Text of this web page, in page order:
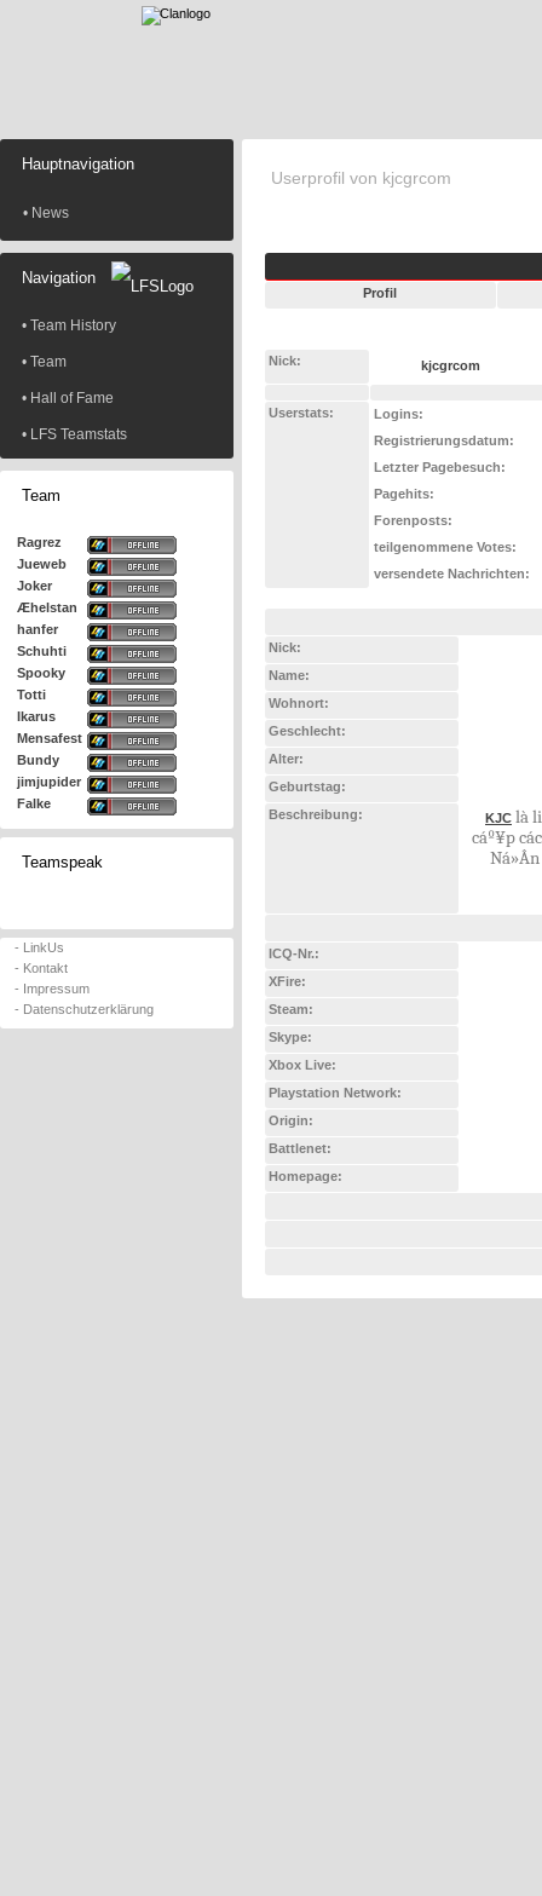
Hauptnavigation
• News
Navigation
• Team History
• Team
• Hall of Fame
• LFS Teamstats
Team
Ragrez
Jueweb
Joker
Æhelstan
hanfer
Schuhti
Spooky
Totti
Ikarus
Mensafest
Bundy
jimjupider
Falke
Teamspeak
- LinkUs
- Kontakt
- Impressum
- Datenschutzerklärung
Userprofil von kjcgrcom
Profil
Nick: kjcgrcom
Userstats:
Logins:
Registrierungsdatum:
Letzter Pagebesuch:
Pagehits:
Forenposts:
teilgenommene Votes:
versendete Nachrichten:
Nick:
Name:
Wohnort:
Geschlecht:
Alter:
Geburtstag:
Beschreibung:
KJC là
cáº¥p
ICQ-Nr.:
XFire:
Steam:
Skype:
Xbox Live:
Playstation Network:
Origin:
Battlenet:
Homepage: